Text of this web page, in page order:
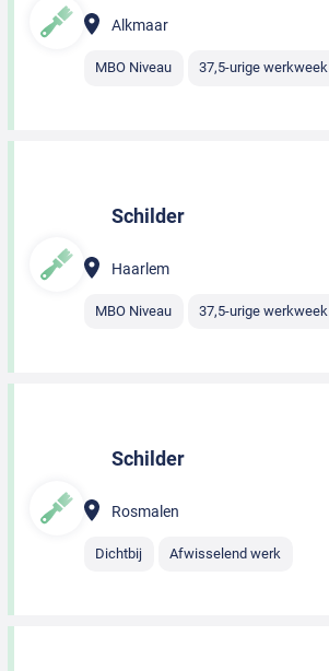
Alkmaar
MBO Niveau 37,5-urige werkweek
Schilder
Haarlem
MBO Niveau 37,5-urige werkweek
Schilder
Rosmalen
Dichtbij Afwisselend werk